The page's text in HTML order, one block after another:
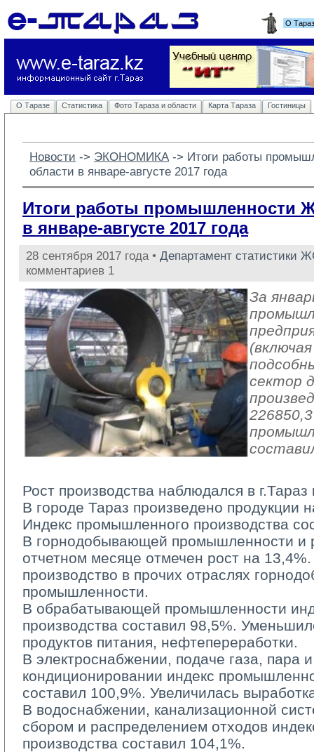
О
О Таразе Статистика Фото Тараза и области Карта Тараза Гостиницы
Новости -> ЭКОНОМИКА -> Итоги работы
области в январе-августе 2017 года
Итоги работы промышленности
в январе-августе 2017 года
28 сентября 2017 года • Департамент статистики
комментариев 1
За
сектор
Рост производства наблюдался в
В городе Тараз произведено продукции
Индекс промышленного производства
В горнодобывающей промышленности и
отчетном месяце отмечен рост на
производство в прочих отраслях
промышленности.
В обрабатывающей промышленности
производства составил 98,5%.
продуктов питания, нефтепереработки.
В электроснабжении, подаче газа, пара
кондиционировании индекс
составил 100,9%. Увеличилась
В водоснабжении, канализационной
сбором и распределением отходов
производства составил 104,1%.